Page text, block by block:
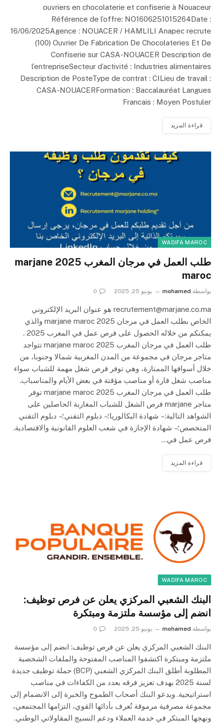
ouvriers en chocolaterie et confiserie à Nouaceur
Référence de l’offre: NO1606251015264Date :
16/06/2025Agence : NOUACER / HAMLILI Anapec recrute
(100) Ouvrier De Fabrication De Chocolateries Et De
Confiserie sur CASA-NOUACER Description de
l’entrepriseSecteur d’activité : Industries alimentaires
Description de PosteType de contrat : CILieu de travail :
CASA-NOUACERFormation : Baccalauréat Langues
Francais : Moyen Postuler
قراءة المزيد
WADIFA MAROC
طلب العمل في مرجان المغرب 2025 marjane
maroc
بواسطة mohamed يونيو 25, 2025 0
recrutement@marjane.co.ma هو عنوان البريد الإلكتروني
الخاص بطلب العمل في مرجان marjane maroc 2025 والذي
يمكنكم من خلاله الحصول على فرص عمل في المغرب 2025 .
طلب العمل في مرجان المغرب 2025 marjane maroc تتواجد
متاجر مرجان في مجموعة من المدن المغربية شمالا وجنوبا، من
خلال أسواقها الممتازة، وهي توفر فرص شغل مهمة للشباب سواء
مناصب شغل قارة أو مناصب مؤقتة في بعض الأيام والمناسباب.
طلب العمل في مرجان المغرب 2025 marjane maroc توفر
متاجر marjane فرص الشغل للشباب المغاربة الحاصلين على
الشواهد التالية: – شهادة البكالوريا؛– دبلوم التقني؛– دبلوم التقني
المتخصص؛– شهادة الإجازة في شعب العلوم القانونية والاقتصادية.
فرص عمل في…
قراءة المزيد
WADIFA MAROC
البنك الشعبي المركزي يعلن عن فرص توظيف:
انضم إلى مؤسسة ملتزمة ومبتكرة
بواسطة mohamed يونيو 25, 2025 0
البنك الشعبي المركزي يعلن عن فرص توظيف: انضم إلى مؤسسة
ملتزمة ومبتكرة اكتشفوا المناصب المفتوحة والملفات الشخصية
المطلوبة أطلق البنك المركزي الشعبي (BCP) حملة توظيف جديدة
لسنة 2025 بهدف تعزيز فرقه بعدد من الكفاءات في مناصب
استراتيجية. ويدعو البنك أصحاب الطموح والخبرة إلى الانضمام إلى
مجموعة مصرفية مرموقة تُعرف بأدائها القوي، التزامها المجتمعي،
ونهجها المبتكر في خدمة العملاء ودعم النسيج المقاولاتي الوطني.